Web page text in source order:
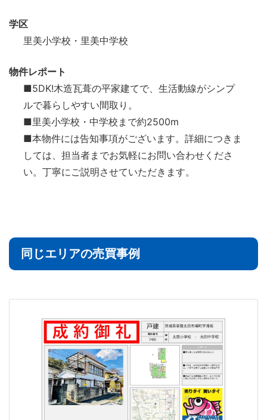
学区
里美小学校・里美中学校
物件レポート
■5DK!木造瓦葺の平家建てで、生活動線がシンプ
ルで暮らしやすい間取り。
■里美小学校・中学校まで約2500m
■本物件には告知事項がございます。詳細につきま
しては、担当者までお気軽にお問い合わせくださ
い。丁寧にご説明させていただきます。
同じエリアの売買事例